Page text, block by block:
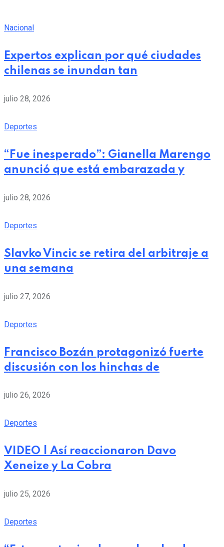
Nacional
Expertos explican por qué ciudades
chilenas se inundan tan
julio 28, 2026
Deportes
“Fue inesperado”: Gianella Marengo
anunció que está embarazada y
julio 28, 2026
Deportes
Slavko Vincic se retira del arbitraje a
una semana
julio 27, 2026
Deportes
Francisco Bozán protagonizó fuerte
discusión con los hinchas de
julio 26, 2026
Deportes
VIDEO | Así reaccionaron Davo
Xeneize y La Cobra
julio 25, 2026
Deportes